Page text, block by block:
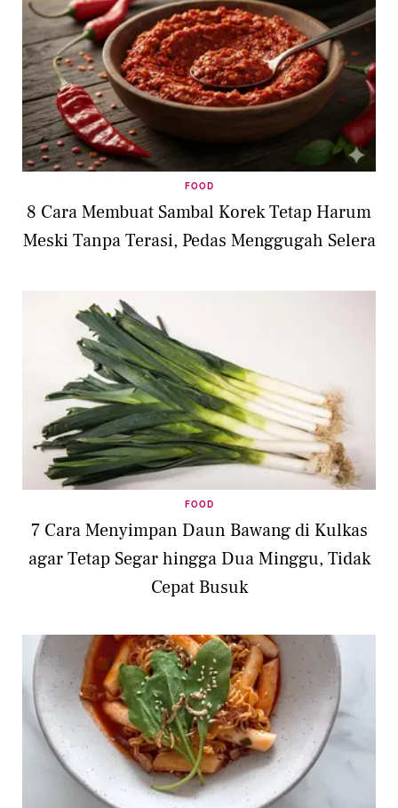
FOOD
8 Cara Membuat Sambal Korek Tetap Harum
Meski Tanpa Terasi, Pedas Menggugah Selera
FOOD
7 Cara Menyimpan Daun Bawang di Kulkas
agar Tetap Segar hingga Dua Minggu, Tidak
Cepat Busuk